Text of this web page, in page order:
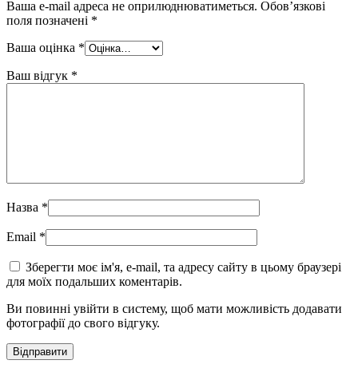
Ваша e-mail адреса не оприлюднюватиметься. Обов’язкові
поля позначені *
Ваша оцінка *
Ваш відгук *
Назва *
Email *
Зберегти моє ім'я, e-mail, та адресу сайту в цьому браузері
для моїх подальших коментарів.
Ви повинні увійти в систему, щоб мати можливість додавати
фотографії до свого відгуку.